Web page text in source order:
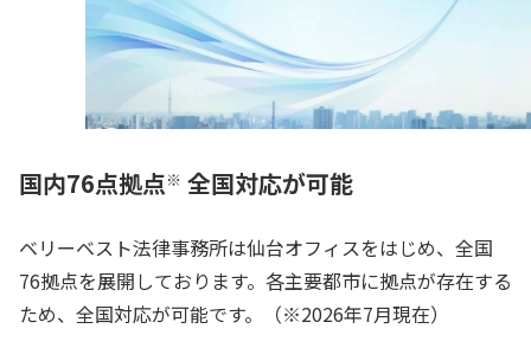
国内76点拠点※ 全国対応が可能
ベリーベスト法律事務所は仙台オフィスをはじめ、全国
76拠点を展開しております。各主要都市に拠点が存在する
ため、全国対応が可能です。（※2026年7月現在）